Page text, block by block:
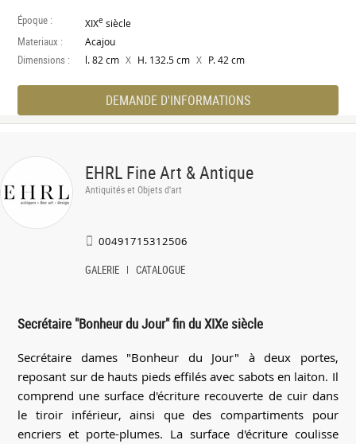
Époque : XIXe siècle
Materiaux : Acajou
Dimensions : l. 82 cm X H. 132.5 cm X P. 42 cm
DEMANDE D'INFORMATIONS
EHRL Fine Art & Antique
Antiquités et Objets d'art
00491715312506
GALERIE CATALOGUE
Secrétaire "Bonheur du Jour" fin du XIXe siècle
Secrétaire dames "Bonheur du Jour" à deux portes,
reposant sur de hauts pieds effilés avec sabots en laiton. Il
comprend une surface d'écriture recouverte de cuir dans
le tiroir inférieur, ainsi que des compartiments pour
encriers et porte-plumes. La surface d'écriture coulisse